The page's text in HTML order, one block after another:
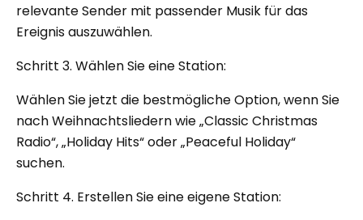
relevante Sender mit passender Musik für das
Ereignis auszuwählen.
Schritt 3. Wählen Sie eine Station:
Wählen Sie jetzt die bestmögliche Option, wenn Sie
nach Weihnachtsliedern wie „Classic Christmas
Radio“, „Holiday Hits“ oder „Peaceful Holiday“
suchen.
Schritt 4. Erstellen Sie eine eigene Station: